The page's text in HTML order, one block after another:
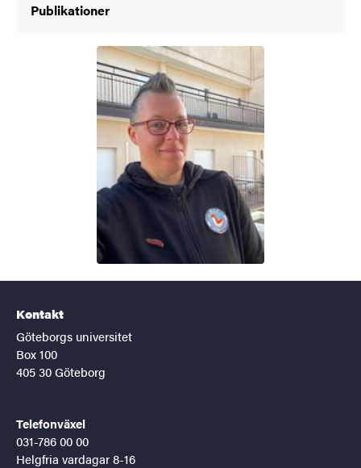
Publikationer
Kontakt
Göteborgs universitet
Box 100
405 30 Göteborg
Telefonväxel
031-786 00 00
Helgfria vardagar 8-16